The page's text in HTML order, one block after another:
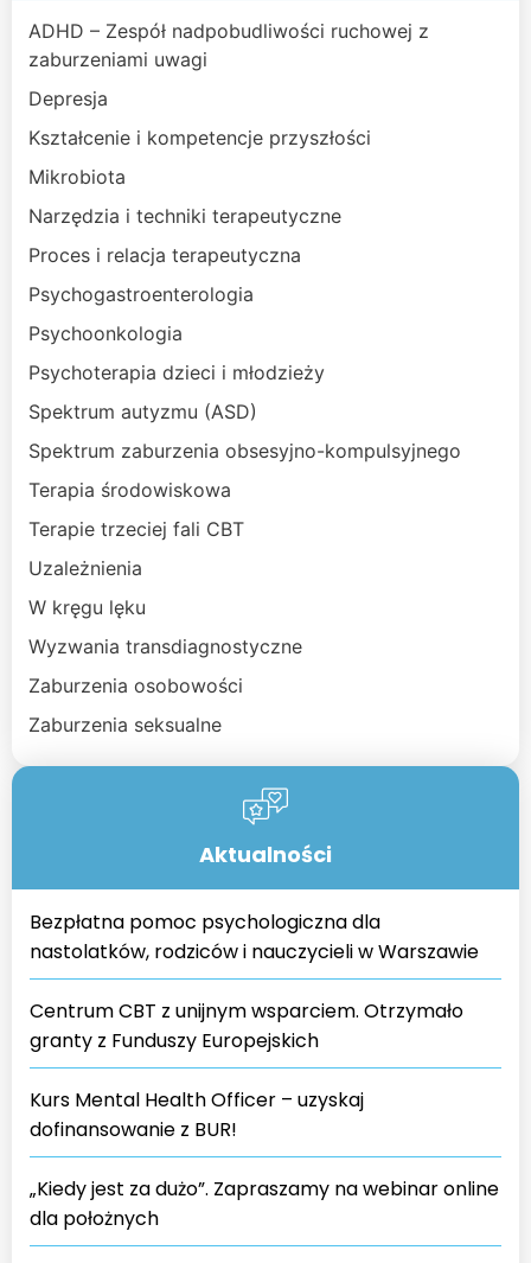
ADHD – Zespół nadpobudliwości ruchowej z
zaburzeniami uwagi
Depresja
Kształcenie i kompetencje przyszłości
Mikrobiota
Narzędzia i techniki terapeutyczne
Proces i relacja terapeutyczna
Psychogastroenterologia
Psychoonkologia
Psychoterapia dzieci i młodzieży
Spektrum autyzmu (ASD)
Spektrum zaburzenia obsesyjno-kompulsyjnego
Terapia środowiskowa
Terapie trzeciej fali CBT
Uzależnienia
W kręgu lęku
Wyzwania transdiagnostyczne
Zaburzenia osobowości
Zaburzenia seksualne
Aktualności
Bezpłatna pomoc psychologiczna dla
nastolatków, rodziców i nauczycieli w Warszawie
Centrum CBT z unijnym wsparciem. Otrzymało
granty z Funduszy Europejskich
Kurs Mental Health Officer – uzyskaj
dofinansowanie z BUR!
„Kiedy jest za dużo”. Zapraszamy na webinar online
dla położnych